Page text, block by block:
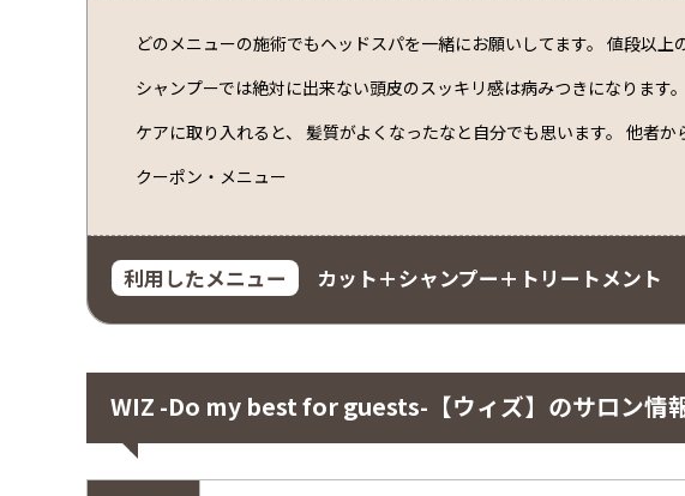
どのメニューの施術でもヘッドスパを一緒にお願いしてます。 値段以
シャンプーでは絶対に出来ない頭皮のスッキリ感は病みつきになります
ケアに取り入れると、 髪質がよくなったなと自分でも思います。 他者
クーポン・メニュー
利用したメニュー カット＋シャンプー＋トリートメント
WIZ -Do my best for guests-【ウィズ】のサロン情